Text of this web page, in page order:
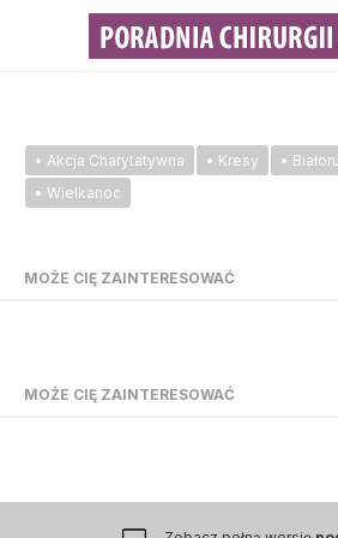
• Akcja Charytatywna • Kresy •
• Wielkanoc
MOŻE CIĘ ZAINTERESOWAĆ
MOŻE CIĘ ZAINTERESOWAĆ